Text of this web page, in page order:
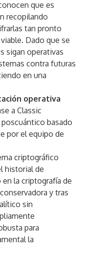
que es
recopilando
tan pronto
Dado que se
sigan operativas
contra futuras
en una
operativa
a Classic
basado
por el equipo de
criptográfico
historial de
la criptografía de
y tras
sin
para
la